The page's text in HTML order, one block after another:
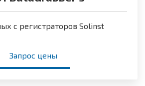
с регистраторов Solinst
Запрос цены